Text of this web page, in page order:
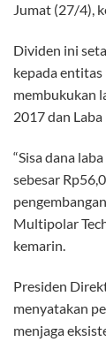
Jumat (27/4),
Dividen ini
kepada
membukukan
2017 dan
“Sisa dana
sebesar
Multipolar
kemarin.
Presiden
menyatakan
menjaga